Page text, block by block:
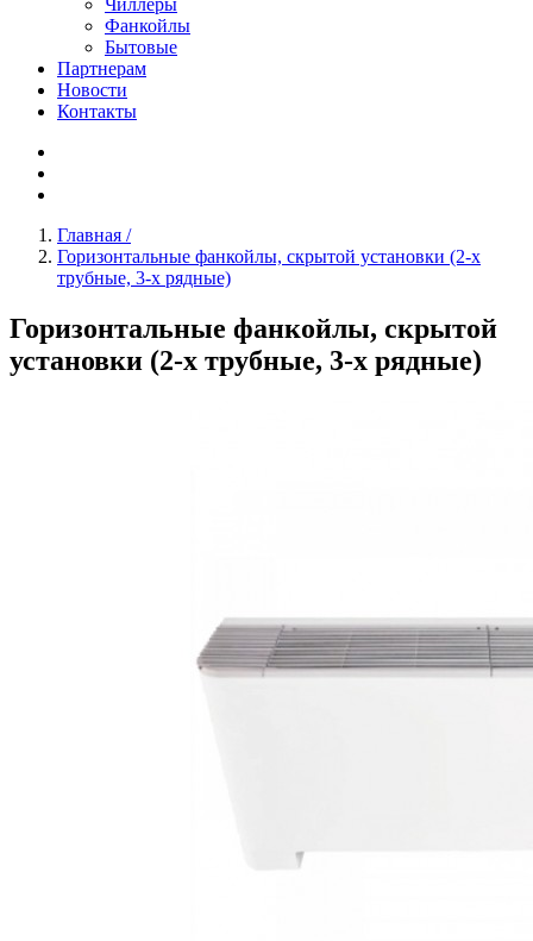
Чиллеры
Фанкойлы
Бытовые
Партнерам
Новости
Контакты
Главная /
Горизонтальные фанкойлы, скрытой установки (2-х
трубные, 3-х рядные)
Горизонтальные фанкойлы, скрытой
установки (2-х трубные, 3-х рядные)